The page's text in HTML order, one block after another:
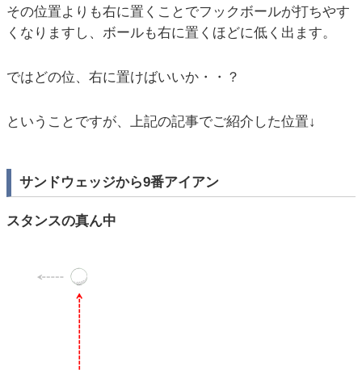
その位置よりも右に置くことでフックボールが打ちやす
くなりますし、ボールも右に置くほどに低く出ます。
ではどの位、右に置けばいいか・・？
ということですが、上記の記事でご紹介した位置↓
サンドウェッジから9番アイアン
スタンスの真ん中